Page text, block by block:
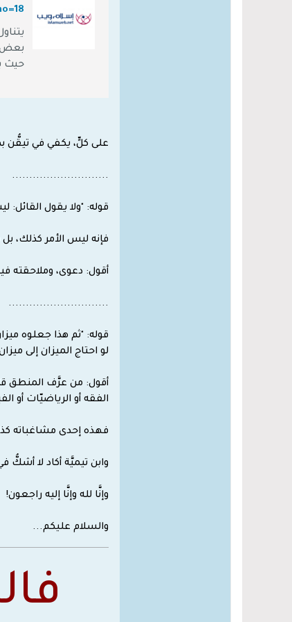
بعض
حيث
على كلٍّ، يكفي في تيقُّن
............................
قوله: "ولا يقول القائل:
فإنه ليس الأمر كذلك،
أقول: دعوى، وملاحقته
.............................
قوله: "ثم هذا جعلوه
لو احتاج الميزان إلى
أقول: من عرَّف المنطق قال
الفقه أو الرياضيّات أو
فهذه إحدى مشاغباته
وابن تيميَّة أكاد لا
وإنَّا لله وإنَّا إليه راجعون!
والسلام عليكم...